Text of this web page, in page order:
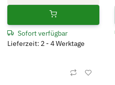
Sofort verfügbar
Lieferzeit: 2 - 4 Werktage